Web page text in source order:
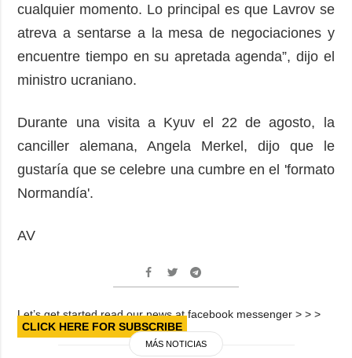
cualquier momento. Lo principal es que Lavrov se
atreva a sentarse a la mesa de negociaciones y
encuentre tiempo en su apretada agenda”, dijo el
ministro ucraniano.
Durante una visita a Kyuv el 22 de agosto, la
canciller alemana, Angela Merkel, dijo que le
gustaría que se celebre una cumbre en el 'formato
Normandía'.
AV
Let’s get started read our news at facebook messenger > > >
CLICK HERE FOR SUBSCRIBE
MÁS NOTICIAS